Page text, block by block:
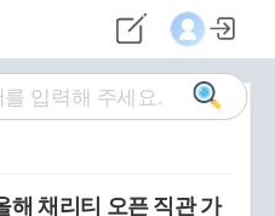
해 채리티 오픈 직관 가